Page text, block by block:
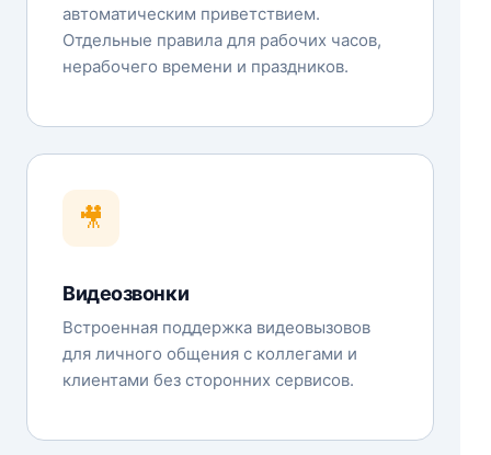
автоматическим приветствием.
Отдельные правила для рабочих часов,
нерабочего времени и праздников.
🎥
Видеозвонки
Встроенная поддержка видеовызовов
для личного общения с коллегами и
клиентами без сторонних сервисов.